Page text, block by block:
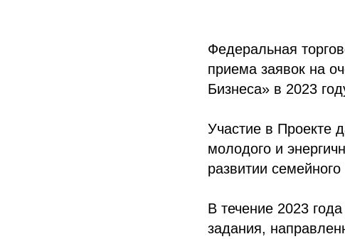
Федеральная
приема заявок на
Бизнеса» в 2023
Участие в Проекте
молодого и
развитии семейного
В течение 2023
задания,